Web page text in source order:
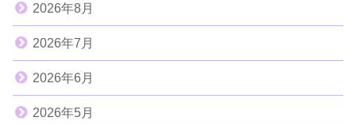
2026年8月
2026年7月
2026年6月
2026年5月